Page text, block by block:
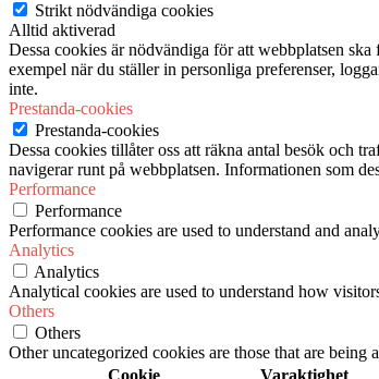
Strikt nödvändiga cookies
Alltid aktiverad
Dessa cookies är nödvändiga för att webbplatsen
exempel när du ställer in personliga preferenser,
inte.
Prestanda-cookies
Prestanda-cookies
Dessa cookies tillåter oss att räkna antal besök och
navigerar runt på webbplatsen. Informationen som
Performance
Performance
Performance cookies are used to understand and
Analytics
Analytics
Analytical cookies are used to understand how
Others
Others
Other uncategorized cookies are those that are being